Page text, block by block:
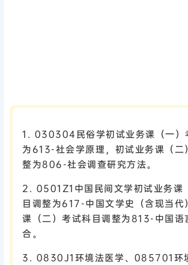
1. 030304民俗学初试业务课（一）
为613-社会学原理，初试业务课（二
整为806-社会调查研究方法。
2. 0501Z1中国民间文学初试业务课
目调整为617-中国文学史（含现当代
课（二）考试科目调整为813-中国语
合。
3. 0830J1环境法医学、085701环